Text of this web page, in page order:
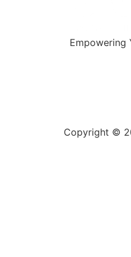
Empowering
Copyright ©